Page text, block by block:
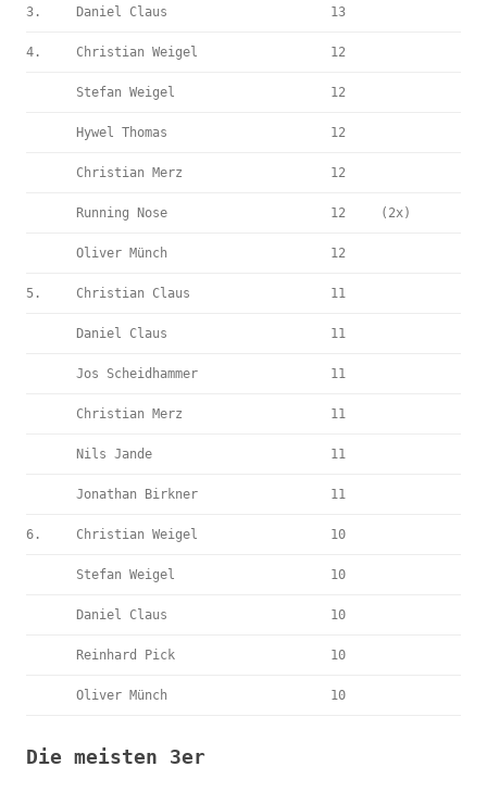
3. Daniel Claus 13
4. Christian Weigel 12
Stefan Weigel 12
Hywel Thomas 12
Christian Merz 12
Running Nose 12 (2x)
Oliver Münch 12
5. Christian Claus 11
Daniel Claus 11
Jos Scheidhammer 11
Christian Merz 11
Nils Jande 11
Jonathan Birkner 11
6. Christian Weigel 10
Stefan Weigel 10
Daniel Claus 10
Reinhard Pick 10
Oliver Münch 10
Die meisten 3er